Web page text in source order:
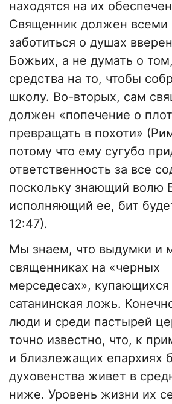
находятся на их
Священник должен всеми
заботиться о душах
Божьих, а не думать о том,
средства на то, чтобы
школу. Во-вторых, сам
должен «попечение о
превращать в похоти»
потому что ему сугубо
ответственность за все
поскольку знающий волю
исполняющий ее, бит
12:47).
Мы знаем, что выдумки и
священниках на «черных
мерседесах»,
сатанинская ложь.
люди и среди пастырей
точно известно, что, к
и близлежащих епархиях
духовенства живет в
ниже. Уровень жизни их